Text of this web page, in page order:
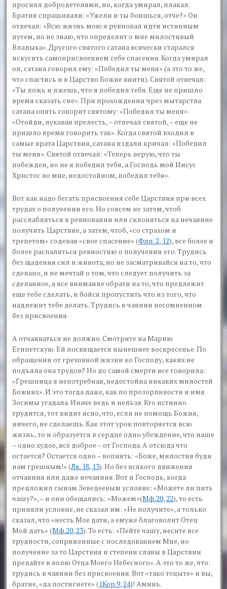
просиял добродетелями, но, когда умирал, плакал.
Братия спрашивали: «Ужели и ты боишься, отче?» Он
отвечал: «Всю жизнь мою я ревновал идти истинным
путем, но не знаю, что определит о мне милостивый
Владыка». Другого святого сатана всячески старался
искусить самоприсвоением себе спасения. Когда умирал
он, сатана говорил ему: «Победил ты меня» (а это то же,
что спастись и в Царство Божие внити). Святой отвечал:
«Ты ложь и лжешь, что я победил тебя. Еще не пришло
время сказать сие». При прохождении чрез мытарства
сатана опять говорит святому: «Победил ты меня».
«Отойди, лукавая прелесть, – отвечал святой, – еще не
пришло время говорить так». Когда святой входил в
самые врата Царствия, сатана издали кричал: «Победил
ты меня». Святой отвечал: «Теперь верую, что ты
побежден, но не я победил тебя, а Господь мой Иисус
Христос во мне, недостойном, победил тебя».
Вот как надо бегать присвоения себе Царствия при всех
трудах о получении его. Но совсем не затем, чтоб
расслабляться в ревновании или склоняться на нечаяние
получить Царствие, а затем, чтоб,«со страхом и
трепетом» содевая«свое спасение» (Флп. 2, 12), все более и
более распаляться ревностию о получении его. Трудись
без щадения сил и живота, но не засматривайся на то, что
сделано, и не мечтай о том, что следует получить за
сделанное, а все внимание обрати на то, что предлежит
еще тебе сделать, и бойся пропустить что из того, что
надлежит тебе делать. Трудись в чаянии несомненном
без присвоения.
А отчаиваться не должно. Смотрите на Марию
Египетскую. Ей посвящается нынешнее воскресенье. По
обращении от греховной жизни ко Господу, каких не
подъяла она трудов? Но до самой смерти все говорила:
«Грешница я непотребная, недостойна никаких милостей
Божиих». И это тогда даже, как по прозорливости и имя
Зосимы угадала. Иначе ведь и нельзя. Кто истинно
трудится, тот видит ясно, что, если не помощь Божия,
ничего, не сделаешь. Как этот урок повторяется всю
жизнь, то и образуется в сердце одно убеждение, что наше
– одно худое, всё доброе – от Господа. А отсюда что
остается? Остается одно – вопиять: «Боже, милостив буди
нам грешным!» (Лк. 18, 13). Но без всякого движения
отчаяния или даже нечаяния. Вот и Господь, когда
предложил сынам Зеведеевым условие:«Можете ли пить
чашу?», – и они обещались:«Можем»(Мф.20, 22), то есть
приняли условие, не сказал им: «Не получите», а только
сказал, что«несть Мое дати, а емуже благоволитОтец
Мой дать» (Мф.20, 23). То есть: «Пейте чашу, несите все
трудности, сопряженные с последованием Мне, но
получение за то Царствия и степени славы в Царствии
предайте в волю Отца Моего Небесного». А это то же, что:
трудись в чаянии без присвоения. Вот«тако тецыте» и вы,
братие,«да постигнете» (1Кор.9, 24)! Аминь.